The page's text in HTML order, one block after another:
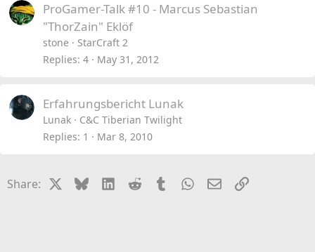
ProGamer-Talk #10 - Marcus Sebastian
"ThorZain" Eklöf
stone
StarCraft 2
Replies 4 May 31, 2012
Erfahrungsbericht Lunak
Lunak
C&C Tiberian Twilight
Replies 1 Mar 8, 2010
Share: BlueskyLinkedIn
Reddit TumblrWhatsApp
EmailLink